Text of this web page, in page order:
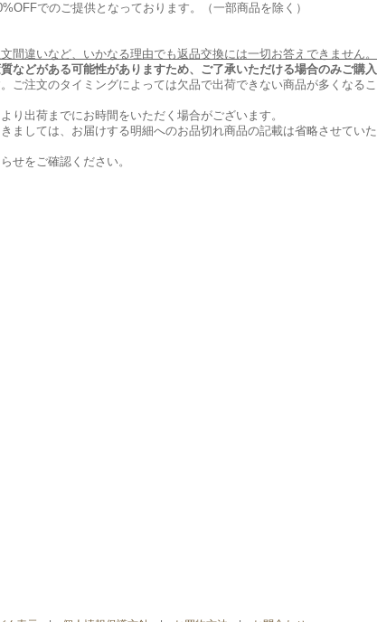
でのご提供となっております。（一部商品を除く）
間違いなど、いかなる理由でも返品交換には一切お答えできません。
などがある可能性がありますため、ご了承いただける場合のみご購入
ご注文のタイミングによっては欠品で出荷できない商品が多くなる
り出荷までにお時間をいただく場合がございます。
ましては、お届けする明細へのお品切れ商品の記載は省略させていた
せをご確認ください。